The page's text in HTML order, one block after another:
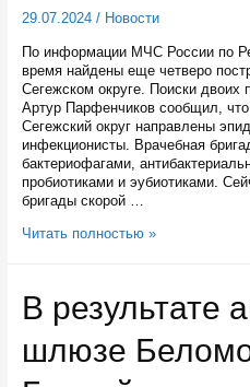
29.07.2024/ Новости
По информации МЧС России по
время найдены еще четверо
Сегежском округе. Поиски
Артур Парфенчиков сообщил,
Сегежский округ направлены
инфекционисты. Врачебная
бактериофагами,
пробиотиками и эубиотиками.
бригады скорой …
Еще
аварии
на
шлюзе
Беломоро-
Балтийского
Читать полностью »
В результате
шлюзе